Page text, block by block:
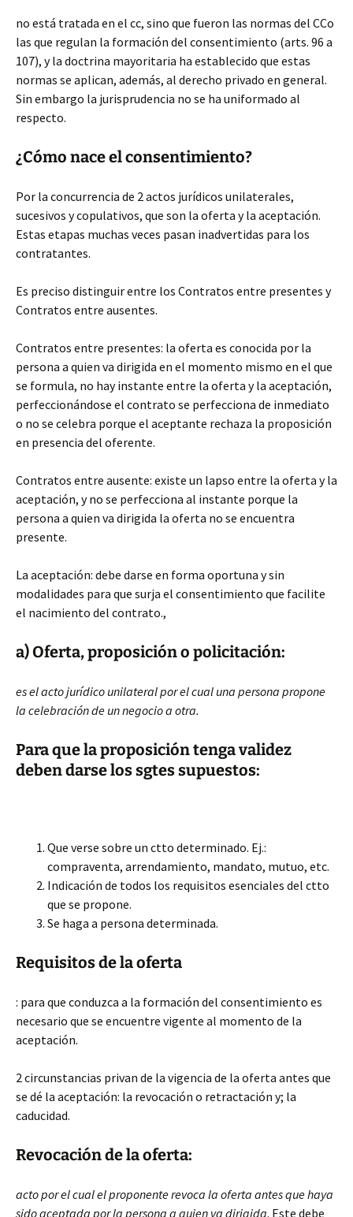
no está tratada en el cc, sino que fueron las normas del CCo
las que regulan la formación del consentimiento (arts. 96 a
107), y la doctrina mayoritaria ha establecido que estas
normas se aplican, además, al derecho privado en general.
Sin embargo la jurisprudencia no se ha uniformado al
respecto.
¿Cómo nace el consentimiento?
Por la concurrencia de 2 actos jurídicos unilaterales,
sucesivos y copulativos, que son la oferta y la aceptación.
Estas etapas muchas veces pasan inadvertidas para los
contratantes.
Es preciso distinguir entre los Contratos entre presentes y
Contratos entre ausentes.
Contratos entre presentes: la oferta es conocida por la
persona a quien va dirigida en el momento mismo en el que
se formula, no hay instante entre la oferta y la aceptación,
perfeccionándose el contrato se perfecciona de inmediato
o no se celebra porque el aceptante rechaza la proposición
en presencia del oferente.
Contratos entre ausente: existe un lapso entre la oferta y la
aceptación, y no se perfecciona al instante porque la
persona a quien va dirigida la oferta no se encuentra
presente.
La aceptación: debe darse en forma oportuna y sin
modalidades para que surja el consentimiento que facilite
el nacimiento del contrato.,
a) Oferta, proposición o policitación:
es el acto jurídico unilateral por el cual una persona propone
la celebración de un negocio a otra.
Para que la proposición tenga validez
deben darse los sgtes supuestos:
Que verse sobre un ctto determinado. Ej.:
compraventa, arrendamiento, mandato, mutuo, etc.
Indicación de todos los requisitos esenciales del ctto
que se propone.
Se haga a persona determinada.
Requisitos de la oferta
: para que conduzca a la formación del consentimiento es
necesario que se encuentre vigente al momento de la
aceptación.
2 circunstancias privan de la vigencia de la oferta antes que
se dé la aceptación: la revocación o retractación y; la
caducidad.
Revocación de la oferta:
acto por el cual el proponente revoca la oferta antes que haya
sido aceptada por la persona a quien va dirigida. Este debe